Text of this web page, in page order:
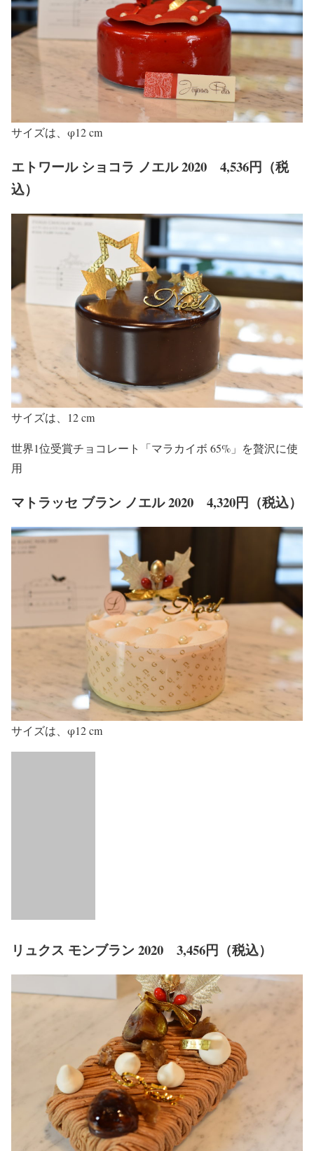
サイズは、φ12 cm
エトワール ショコラ ノエル 2020 4,536円（税
込）
サイズは、12 cm
世界1位受賞チョコレート「マラカイボ 65%」を贅沢に使
用
マトラッセ ブラン ノエル 2020 4,320円（税込）
サイズは、φ12 cm
リュクス モンブラン 2020 3,456円（税込）